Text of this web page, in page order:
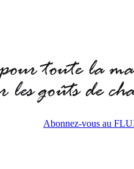
Abonnez-vous au